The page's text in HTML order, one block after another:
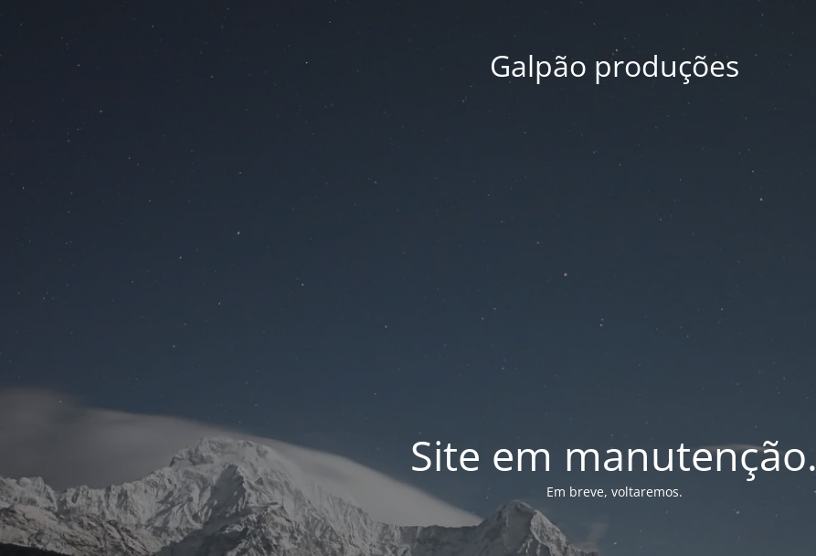
Galpão produções
Site em manutenção.
Em breve, voltaremos.